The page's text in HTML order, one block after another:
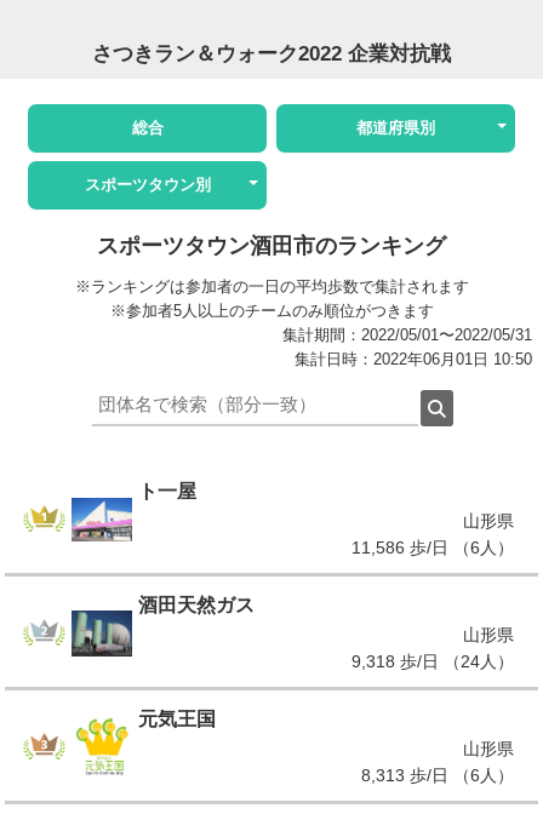
さつきラン＆ウォーク2022 企業対抗戦
総合 都道府県別
スポーツタウン別
スポーツタウン酒田市のランキング
※ランキングは参加者の一日の平均歩数で集計されます
※参加者5人以上のチームのみ順位がつきます
集計期間：2022/05/01〜2022/05/31
集計日時：2022年06月01日 10:50
ト一屋
山形県
11,586 歩/日 （6人）
酒田天然ガス
山形県
9,318 歩/日 （24人）
元気王国
山形県
8,313 歩/日 （6人）